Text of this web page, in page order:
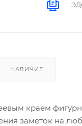
НАЛИЧИЕ
краем
заметок на